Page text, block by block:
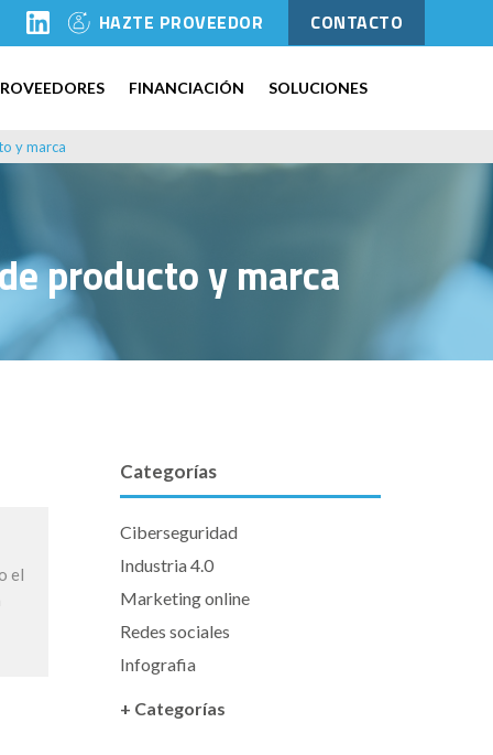
HAZTE PROVEEDOR CONTACTO
FINANCIACIÓN SOLUCIONES
y marca
producto y marca
el
Categorías
Ciberseguridad
Industria 4.0
Marketing online
Redes sociales
Infografia
+ Categorías